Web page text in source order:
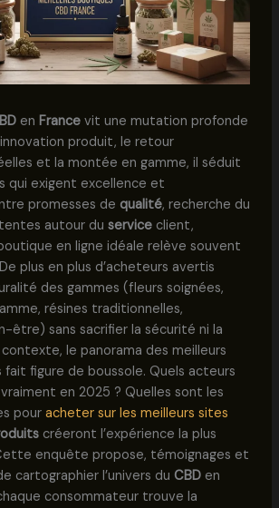
en Francevit une mutation profonde
produit, le retour
et la montée en gamme, il séduit
qui exigent excellence et
promesses de qualité, recherche du
autour du serviceclient,
en ligne idéale relève souvent
plus en plus d’acheteurs avertis
des gammes (fleurs soignées,
résines traditionnelles,
être) sans sacrifier la sécurité ni la
contexte, le panorama des meilleurs
fait figure de boussole. Quels acteurs
en 2025 ? Quelles sont les
pour acheter sur les meilleurs sites
créeront l’expérience la plus
enquête propose, témoignages et
cartographier l’univers du CBDen
consommateur trouve la